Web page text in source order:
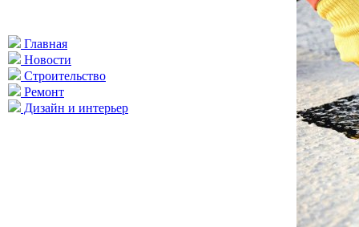
Главная
Новости
Строительство
Ремонт
Дизайн и интерьер